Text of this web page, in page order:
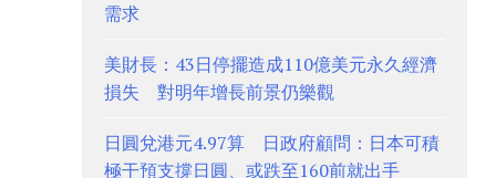
需求
美財長：43日停擺造成110億美元永久經濟
損失 對明年增長前景仍樂觀
日圓兌港元4.97算 日政府顧問：日本可積
極干預支撐日圓、或跌至160前就出手